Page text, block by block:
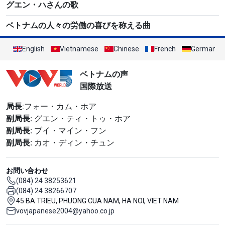
グエン・ハさんの歌
ベトナムの人々の労働の喜びを称える曲
English Vietnamese Chinese French German
ベトナムの声
国際放送
局長:フォー・カム・ホア
副局長: グエン・ティ・トゥ・ホア
副局長: ブイ・マイン・フン
副局長: カオ・ディン・チュン
お問い合わせ
(084) 24 38253621
(084) 24 38266707
45 BA TRIEU, PHUONG CUA NAM, HA NOI, VIET NAM
vovjapanese2004@yahoo.co.jp